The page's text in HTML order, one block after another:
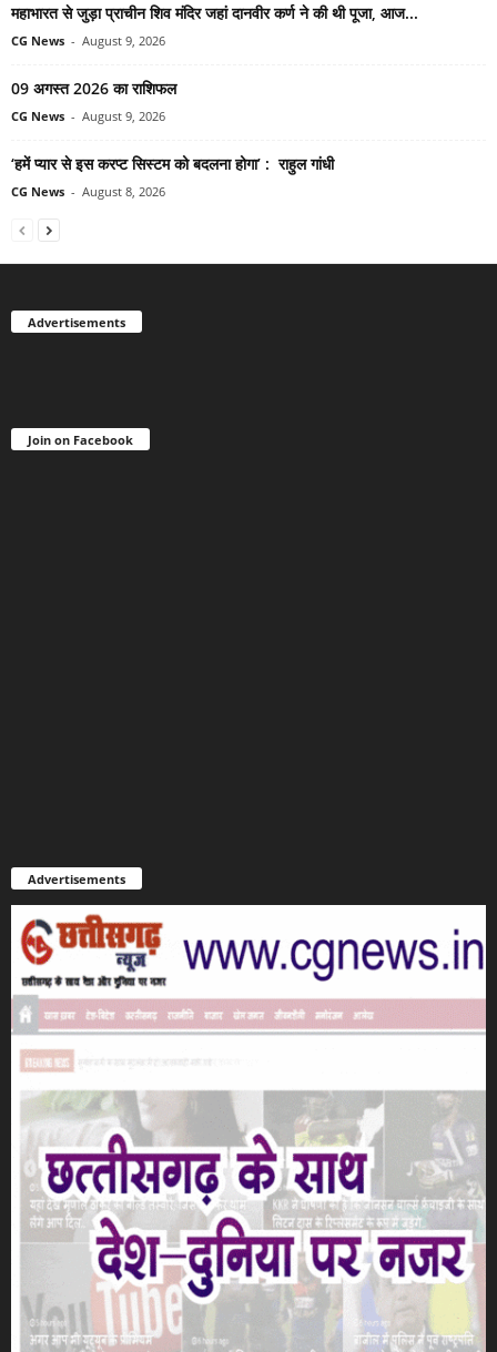
महाभारत से जुड़ा प्राचीन शिव मंदिर जहां दानवीर कर्ण ने की थी पूजा, आज...
CG News - August 9, 2026
09 अगस्त 2026 का राशिफल
CG News - August 9, 2026
‘हमें प्यार से इस करप्ट सिस्टम को बदलना होगा’ : राहुल गांधी
CG News - August 8, 2026
Advertisements
Join on Facebook
Advertisements